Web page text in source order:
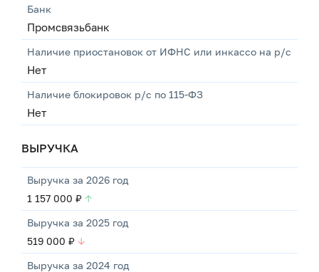
Банк
Промсвязьбанк
Наличие приостановок от ИФНС или инкассо на р/с
Нет
Наличие блокировок р/с по 115-ФЗ
Нет
ВЫРУЧКА
Выручка за 2026 год
1 157 000 ₽ ↑
Выручка за 2025 год
519 000 ₽ ↓
Выручка за 2024 год